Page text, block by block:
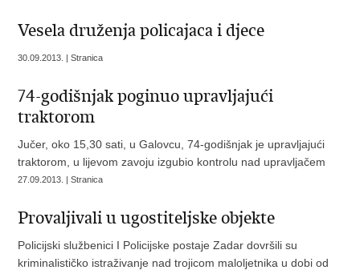
Vesela druženja policajaca i djece
30.09.2013. | Stranica
74-godišnjak poginuo upravljajući
traktorom
Jučer, oko 15,30 sati, u Galovcu, 74-godišnjak je upravljajući
traktorom, u lijevom zavoju izgubio kontrolu nad upravljačem
27.09.2013. | Stranica
Provaljivali u ugostiteljske objekte
Policijski službenici I Policijske postaje Zadar dovršili su
kriminalističko istraživanje nad trojicom maloljetnika u dobi od